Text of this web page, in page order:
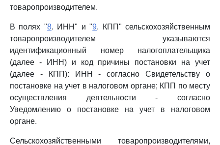
товаропроизводителем.
В полях "8. ИНН" и "9. КПП" сельскохозяйственным
товаропроизводителем указываются
идентификационный номер налогоплательщика
(далее - ИНН) и код причины постановки на учет
(далее - КПП): ИНН - согласно Свидетельству о
постановке на учет в налоговом органе; КПП по месту
осуществления деятельности - согласно
Уведомлению о постановке на учет в налоговом
органе.
Сельскохозяйственными товаропроизводителями,